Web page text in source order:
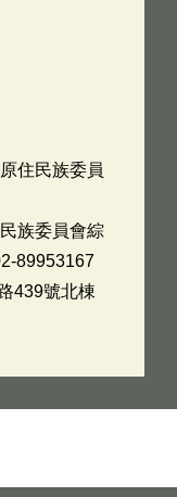
住民族委員
族委員會綜
89953167
439號北棟